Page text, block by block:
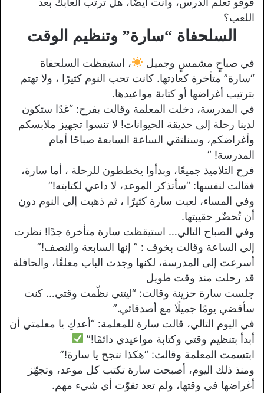
اللعب؟
السلحفاة “سارة” وتنظيم الوقت
في صباحٍ مشمسٍ وجميل
، استيقظت السلحفاة
“سارة” متأخرة كعادتها. كانت تحب النوم كثيرًا ، ولا تهتم
بترتيب أغراضها أو كتابة مواعيدها.
في المدرسة، دخلت المعلمة وقالت بفرح: “غدًا ستكون
لدينا رحلة إلى حديقة الحيوانات! لا تنسوا تجهيز ملابسكم
وأغراضكم، وسنلتقي الساعة السابعة صباحًا أمام
المدرسة! ”
فرح التلاميذ جميعًا، وبدأوا يخططون للرحلة ، أما سارة،
فقالت لنفسها: “سأتذكر الموعد، لا داعي لكتابته!”
وفي المساء، لعبت سارة كثيرًا ، ثم ذهبت إلى النوم دون
أن تُحضّر حقيبتها.
وفي الصباح التالي… استيقظت سارة متأخرة جدًا! نظرت
إلى الساعة وقالت بخوف : ” إنها السابعة والنصف!”
أسرعت إلى المدرسة، لكنها وجدت الباب مغلقًا، والحافلة
قد رحلت منذ وقت طويل
جلست سارة حزينة وقالت: “ليتني نظّمت وقتي… كنت
سأقضي يومًا جميلًا مع أصدقائي.”
في اليوم التالي، قالت سارة للمعلمة: “أعدكِ يا معلمتي أن
أبدأ بتنظيم وقتي وكتابة مواعيدي دائمًا!”
ابتسمت المعلمة وقالت: “هكذا ننجح يا سارة!”
ومنذ ذلك اليوم، أصبحت سارة تكتب كل موعد، وتجهّز
أغراضها في وقتها، ولم تعد تفوّت أي شيء مهم.